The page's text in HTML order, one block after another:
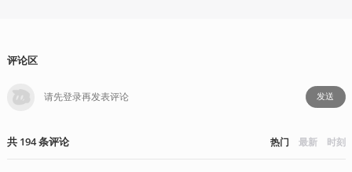
评论区
发送
共 194条评论 热门 最新 时刻